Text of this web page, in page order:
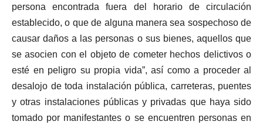
persona encontrada fuera del horario de circulación
establecido, o que de alguna manera sea sospechoso de
causar daños a las personas o sus bienes, aquellos que
se asocien con el objeto de cometer hechos delictivos o
esté en peligro su propia vida”, así como a proceder al
desalojo de toda instalación pública, carreteras, puentes
y otras instalaciones públicas y privadas que haya sido
tomado por manifestantes o se encuentren personas en